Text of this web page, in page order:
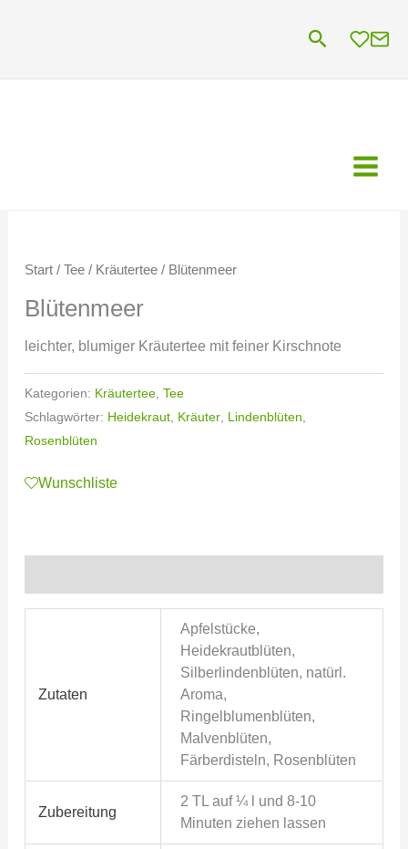
Suchen
Start/ Tee/ Kräutertee/ Blütenmeer
Blütenmeer
leichter, blumiger Kräutertee mit feiner Kirschnote
Kategorien: Kräutertee, Tee
Schlagwörter: Heidekraut, Kräuter, Lindenblüten
Rosenblüten
Wunschliste
Zutaten
Apfelstücke,
Heidekrautblüten,
Silberlindenblüten, natürl.
Aroma,
Ringelblumenblüten,
Malvenblüten,
Färberdisteln, Rosenblüten
Zubereitung
2 TL auf ¼ l und 8-10
Minuten ziehen lassen